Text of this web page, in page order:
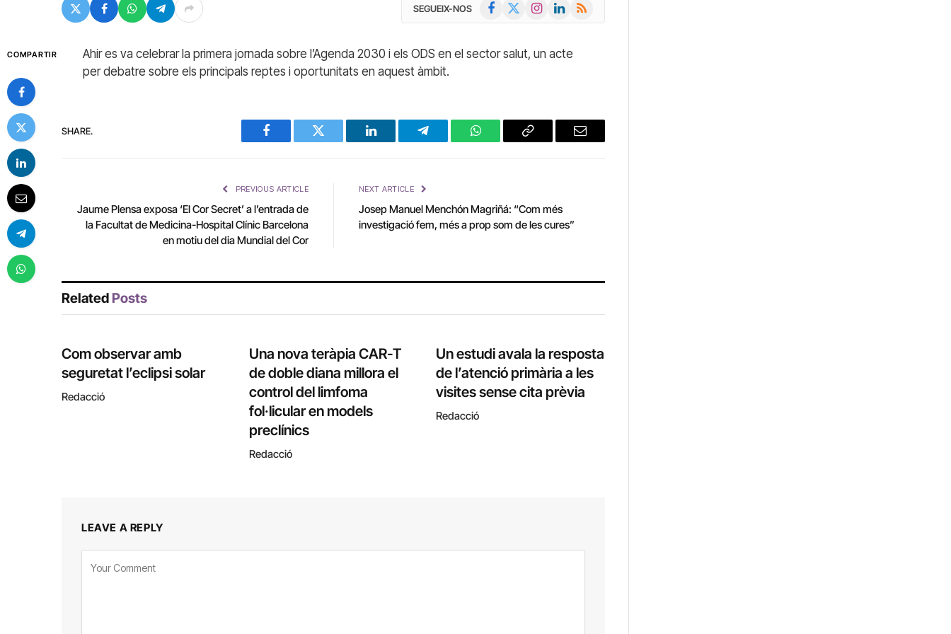
SEGUEIX-NOS Facebook InstagramLinkedIn
RSS
COMPARTIR
Ahir es va celebrar la primera jornada sobre l’Agenda 2030 i els ODS en el sector salut, un acte
per debatre sobre els principals reptes i oportunitats en aquest àmbit.
SHARE.
Facebook Twitter LinkedIn Telegram WhatsAppCopy
Email
PREVIOUS ARTICLE
Jaume Plensa exposa ‘El Cor Secret’ a l’entrada de
la Facultat de Medicina-Hospital Clínic Barcelona
en motiu del dia Mundial del Cor
NEXT ARTICLE
Josep Manuel Menchón Magriñá: “Com més
investigació fem, més a prop som de les cures”
Related Posts
Com observar amb
seguretat l’eclipsi solar
Redacció
Una nova teràpia CAR-T
de doble diana millora el
control del limfoma
fol·licular en models
preclínics
Redacció
Un estudi avala la resposta
de l’atenció primària a les
visites sense cita prèvia
Redacció
LEAVE A REPLY